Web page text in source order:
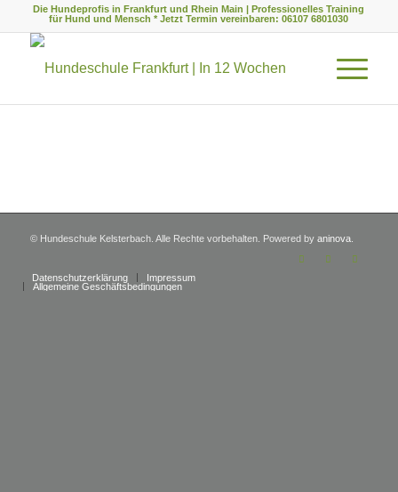
Die Hundeprofis in Frankfurt und Rhein Main | Professionelles Training
für Hund und Mensch * Jetzt Termin vereinbaren: 06107 6801030
© Hundeschule Kelsterbach. Alle Rechte vorbehalten. Powered by aninova.
Datenschutzerklärung
Impressum
Allgemeine Geschäftsbedingungen